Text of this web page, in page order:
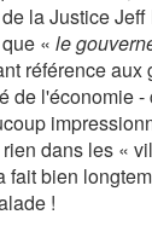
la Justice
« le
référence aux
de l'économie -
dans les «
fait bien
!